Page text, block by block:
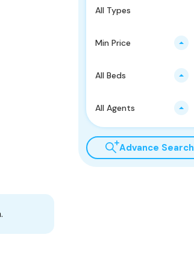
All Types
Min Price
All Beds
All Agents
Advance Search